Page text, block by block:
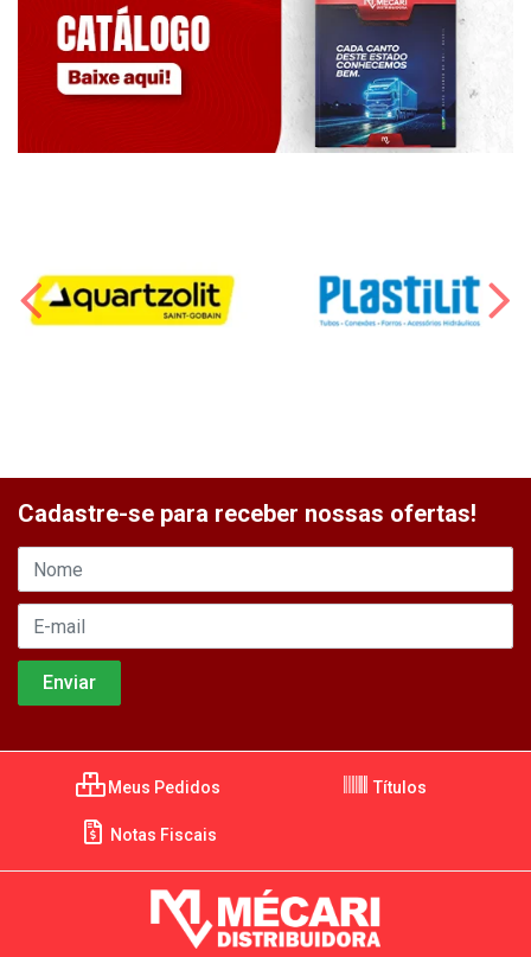
Cadastre-se para receber nossas ofertas!
Meus Pedidos Títulos
Notas Fiscais